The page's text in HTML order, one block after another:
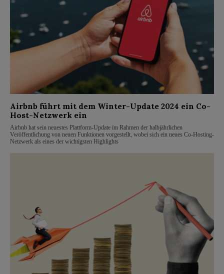
Airbnb führt mit dem Winter-Update 2024 ein Co-
Host-Netzwerk ein
Airbnb hat sein neuestes Plattform-Update im Rahmen der halbjährlichen
Veröffentlichung von neuen Funktionen vorgestellt, wobei sich ein neues Co-Hosting-
Netzwerk als eines der wichtigsten Highlights